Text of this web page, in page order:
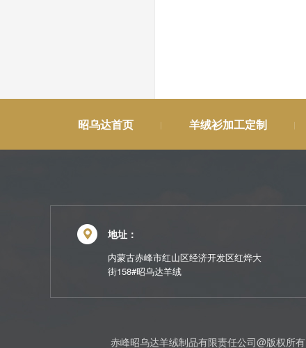
昭乌达首页 羊绒衫加工定制
地址：
内蒙古赤峰市红山区经济开发区红烨大
街158#昭乌达羊绒
赤峰昭乌达羊绒制品有限责任公司@版权所有